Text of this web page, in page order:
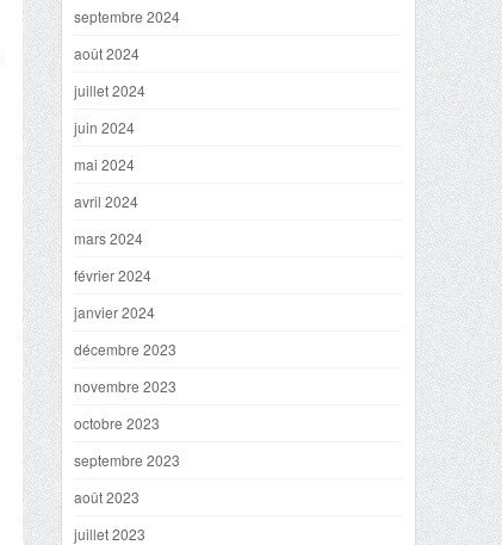
septembre 2024
août 2024
juillet 2024
juin 2024
mai 2024
avril 2024
mars 2024
février 2024
janvier 2024
décembre 2023
novembre 2023
octobre 2023
septembre 2023
août 2023
juillet 2023